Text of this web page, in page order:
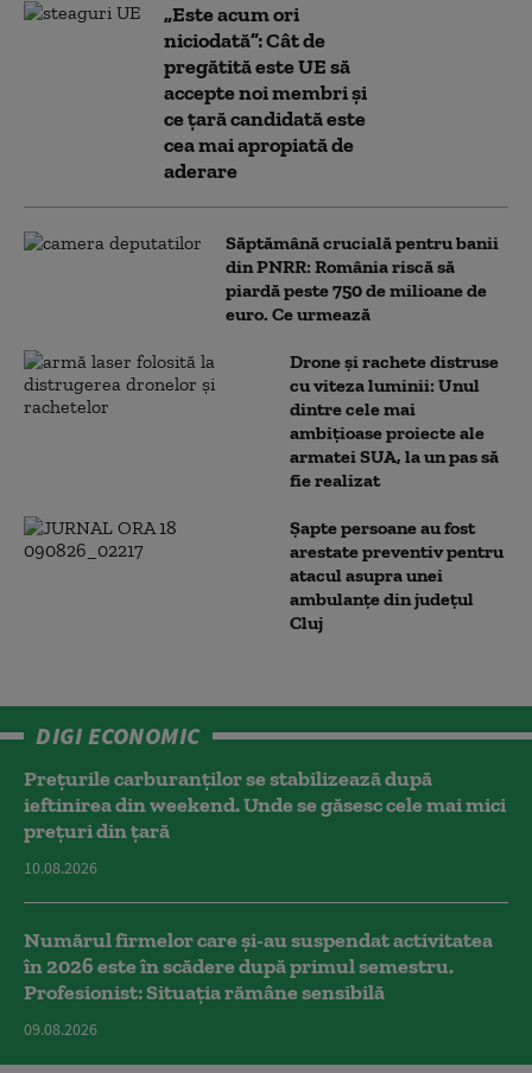
„Este acum ori
niciodată”: Cât de
pregătită este UE să
accepte noi membri și
ce țară candidată este
cea mai apropiată de
aderare
Săptămână crucială pentru banii
din PNRR: România riscă să
piardă peste 750 de milioane de
euro. Ce urmează
Drone și rachete distruse
cu viteza luminii: Unul
dintre cele mai
ambițioase proiecte ale
armatei SUA, la un pas să
fie realizat
Șapte persoane au fost
arestate preventiv pentru
atacul asupra unei
ambulanțe din județul
Cluj
DIGI ECONOMIC
Prețurile carburanților se stabilizează după
ieftinirea din weekend. Unde se găsesc cele mai mici
prețuri din țară
10.08.2026
Numărul firmelor care și-au suspendat activitatea
în 2026 este în scădere după primul semestru.
Profesionist: Situația rămâne sensibilă
09.08.2026